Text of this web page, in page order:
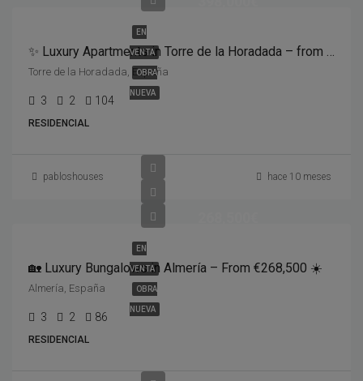
EN
VENTA
OBRA
NUEVA
✨ Luxury Apartments in Torre de la Horadada – from €398,000 ✨
Torre de la Horadada, España
3 2 104
RESIDENCIAL
pabloshouses hace 10 meses
EN
VENTA
OBRA
NUEVA
🏡 Luxury Bungalows in Almería – From €268,500 ☀️
Almería, España
3 2 86
RESIDENCIAL